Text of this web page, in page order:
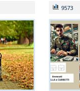
9573